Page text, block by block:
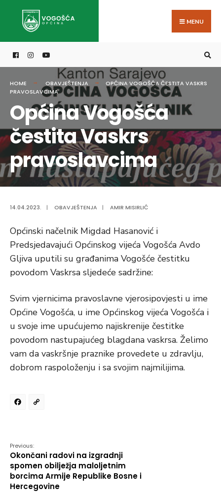
MENU
HOME OBAVJEŠTENJA
OPĆINA VOGOŠĆA ČESTITA VASKRS
PRAVOSLAVCIMA
Općina Vogošća
čestita Vaskrs
pravoslavcima
14.04.2023. | OBAVJEŠTENJA | AMIR MISIRLIĆ
Općinski načelnik Migdad Hasanović i
Predsjedavajući Općinskog vijeća Vogošća Avdo
Gljiva uputili su građanima Vogošće čestitku
povodom Vaskrsa sljedeće sadržine:
Svim vjernicima pravoslavne vjerosipovjesti u ime
Općine Vogošća, u ime Općinskog vijeća Vogošća i
u svoje ime upućujemo najiskrenije čestitke
povodom nastupajućeg blagdana vaskrsa. Želimo
vam da vaskršnje praznike provedete u zdravlju,
dobrom raspoloženju i sa svojim najmilijima.
Facebook
Previous:
Okončani radovi na izgradnji
spomen obilježja maloljetnim
borcima Armije Republike Bosne i
Hercegovine
for: